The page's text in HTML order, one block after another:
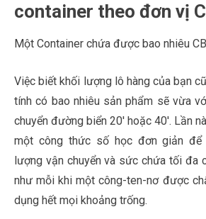
container theo đơn vị
Một Container chứa được bao nhiêu
Việc biết khối lượng lô hàng của bạn
tính có bao nhiêu sản phẩm sẽ vừa
chuyển đường biển 20′ hoặc 40′. Lần
một công thức số học đơn giản
lượng vận chuyển và sức chứa tối đa
như mỗi khi một công-ten-nơ được
dụng hết mọi khoảng trống.